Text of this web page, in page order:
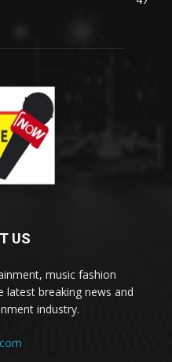
US
music fashion
latest breaking news and
industry.